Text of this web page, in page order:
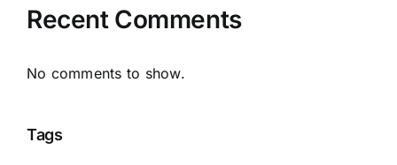
Recent Comments
No comments to show.
Tags